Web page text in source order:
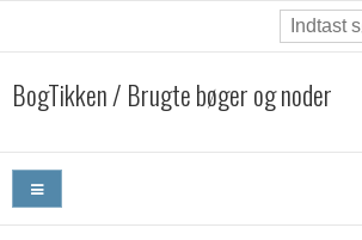
BogTikken / Brugte bøger og noder